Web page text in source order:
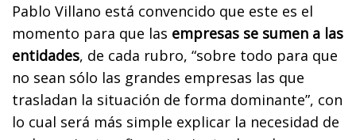
Pablo Villano está convencido que este es el
momento para que las empresas se sumen a las
entidades, de cada rubro, “sobre todo para que
no sean sólo las grandes empresas las que
trasladan la situación de forma dominante”, con
lo cual será más simple explicar la necesidad de